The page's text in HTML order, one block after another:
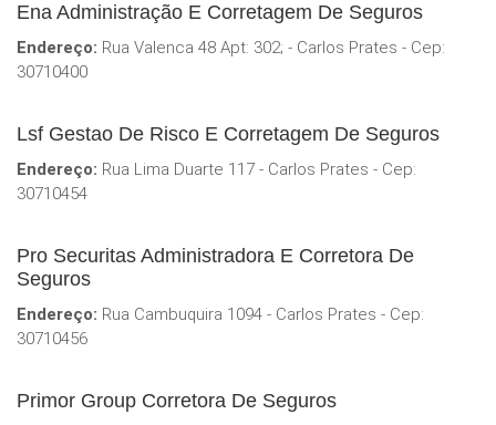
Ena Administração E Corretagem De Seguros
Endereço: Rua Valenca 48 Apt: 302; - Carlos Prates - Cep:
30710400
Lsf Gestao De Risco E Corretagem De Seguros
Endereço: Rua Lima Duarte 117 - Carlos Prates - Cep:
30710454
Pro Securitas Administradora E Corretora De
Seguros
Endereço: Rua Cambuquira 1094 - Carlos Prates - Cep:
30710456
Primor Group Corretora De Seguros